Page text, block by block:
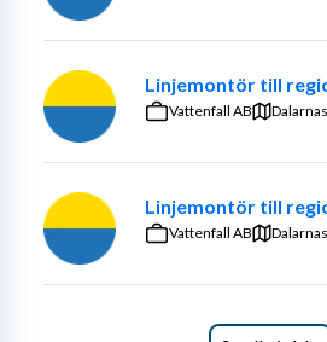
Linjemontör till
Vattenfall AB
Linjemontör till
Vattenfall AB